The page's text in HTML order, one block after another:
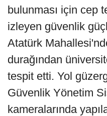
bulunması için cep
izleyen güvenlik
Atatürk
durağından
tespit etti. Yol
Güvenlik Yönetim
kameralarında